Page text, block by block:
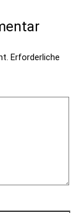
Erforderliche